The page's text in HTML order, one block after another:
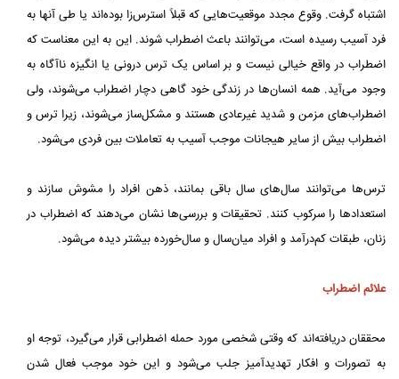
اشتباه گرفت. وقوع مجدد موقعیت‌هایی که قبلاً استرس‌زا بوده‌اند یا طی آنها به
فرد آسیب رسیده است، می‌توانند باعث اضطراب شوند. این به این معناست که
اضطراب در واقع خیالی نیست و بر اساس یک ترس درونی یا انگیزه ناآگاه به
وجود می‌آید. همه انسان‌ها در زندگی خود گاهی دچار اضطراب می‌شوند، ولی
اضطراب‌های مزمن و شدید غیرعادی هستند و مشکل‌ساز می‌شوند، زیرا ترس و
اضطراب بیش از سایر هیجانات موجب آسیب به تعاملات بین فردی می‌شود.
ترس‌ها می‌توانند سال‌های سال باقی بمانند، ذهن افراد را مشوش سازند و
استعدادها را سرکوب کنند. تحقیقات و بررسی‌ها نشان می‌دهند که اضطراب در
زنان، طبقات کم‌درآمد و افراد میان‌سال و سال‌خورده بیشتر دیده می‌شود.
علائم اضطراب
محققان دریافته‌اند که وقتی شخصی مورد حمله اضطرابی قرار می‌گیرد، توجه او
به تصورات و افکار تهدیدآمیز جلب می‌شود و این خود موجب فعال شدن